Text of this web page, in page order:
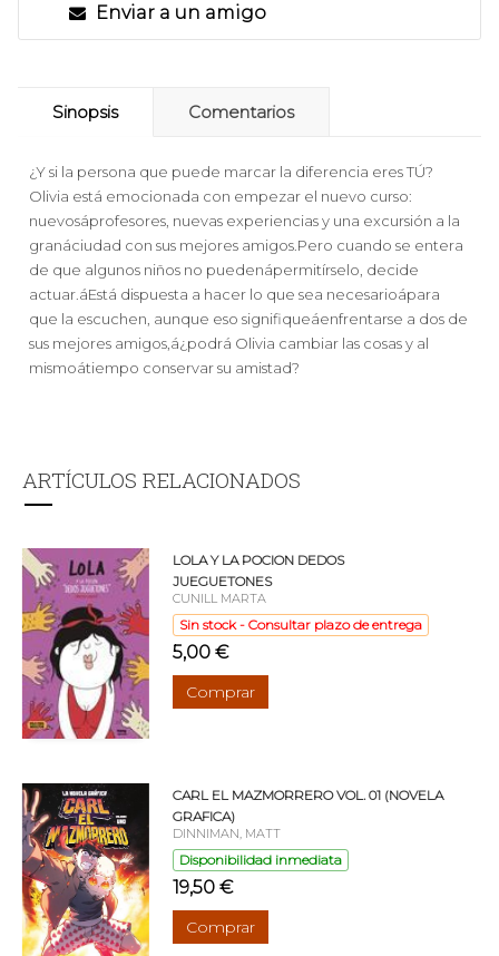
Enviar a un amigo
Sinopsis Comentarios
¿Y si la persona que puede marcar la diferencia eres TÚ?
Olivia está emocionada con empezar el nuevo curso:
nuevosáprofesores, nuevas experiencias y una excursión a la
granáciudad con sus mejores amigos.Pero cuando se entera
de que algunos niños no puedenápermitírselo, decide
actuar.áEstá dispuesta a hacer lo que sea necesarioápara
que la escuchen, aunque eso signifiqueáenfrentarse a dos de
sus mejores amigos,á¿podrá Olivia cambiar las cosas y al
mismoátiempo conservar su amistad?
ARTÍCULOS RELACIONADOS
LOLA Y LA POCION DEDOS
JUEGUETONES
CUNILL MARTA
Sin stock - Consultar plazo de entrega
5,00 €
Comprar
CARL EL MAZMORRERO VOL. 01 (NOVELA
GRAFICA)
DINNIMAN, MATT
Disponibilidad inmediata
19,50 €
Comprar